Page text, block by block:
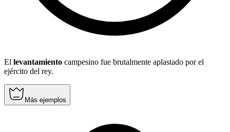
El levantamiento campesino fue brutalmente aplastado por el
ejército del rey.
Más ejemplos